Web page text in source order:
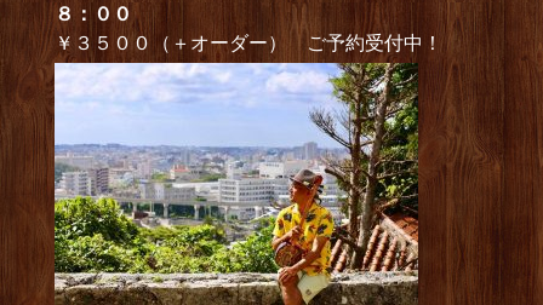
８：００
￥３５００（＋オーダー） ご予約受付中！